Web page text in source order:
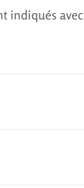
indiqués avec